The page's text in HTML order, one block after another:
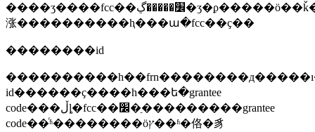
����ʒ����fcc��׼�����ڲ�ʒ�ϼ�����ӧ��ǩ�����û�ʹ���ֲ��������йط���fcc��׼�
涨����������ⱨ���ա�fcc��ҫ��
��������id
id������ҫ����һ���ե�grantee
code���ڵȴ�fcc��׼�ַ���������grantee
code��ͬʱ��������ӧץ��ʱ�佫�豸